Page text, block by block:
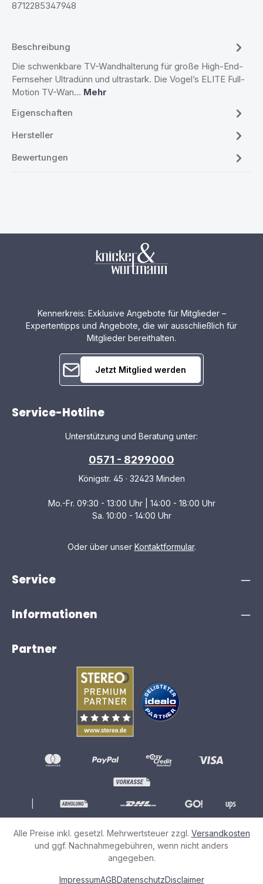
8712285347948
Beschreibung
Die schwenkbare TV-Wandhalterung für große High-End-
Fernseher Ultradünn und ultrastark. Die Vogel’s ELITE Full-
Motion TV-Wan… Mehr
Eigenschaften
Hersteller
Bewertungen
Kennerkreis: Exklusive Angebote für Mitglieder –
Expertentipps und Angebote, die wir ausschließlich für
Mitglieder bereithalten.
Jetzt Mitglied werden
Service-Hotline
Unterstützung und Beratung unter:
0571 - 8299000
Königstr. 45 · 32423 Minden
Mo.-Fr. 09:30 - 13:00 Uhr | 14:00 - 18:00 Uhr
Sa. 10:00 - 14:00 Uhr
Oder über unser Kontaktformular.
Service
Informationen
Partner
Alle Preise inkl. gesetzl. Mehrwertsteuer zzgl. Versandkosten
und ggf. Nachnahmegebühren, wenn nicht anders
angegeben.
ImpressumAGBDatenschutzDisclaimer